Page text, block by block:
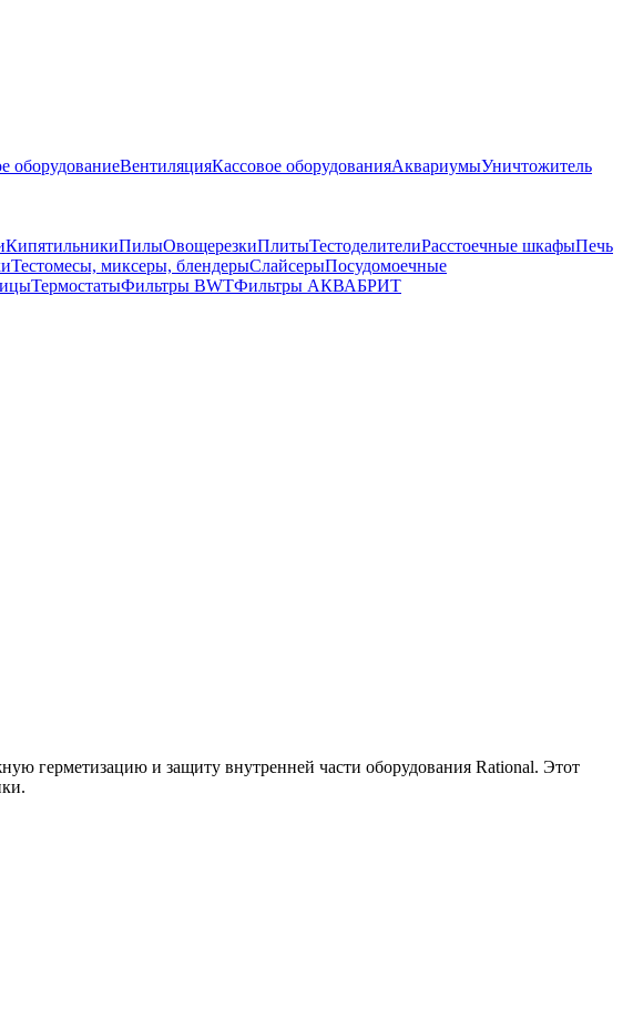
оборудованиеВентиляцияКассовое оборудованияАквариумыУничтожитель
КипятильникиПилыОвощерезкиПлитыТестоделителиРасстоечные шкафыПечь
Тестомесы, миксеры, блендерыСлайсерыПосудомоечные
ТермостатыФильтры BWTФильтры АКВАБРИТ
герметизацию и защиту внутренней части оборудования Rational. Этот